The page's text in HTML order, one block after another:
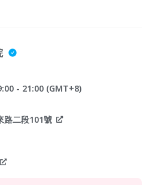
- 21:00 (GMT+8)
路二段101號